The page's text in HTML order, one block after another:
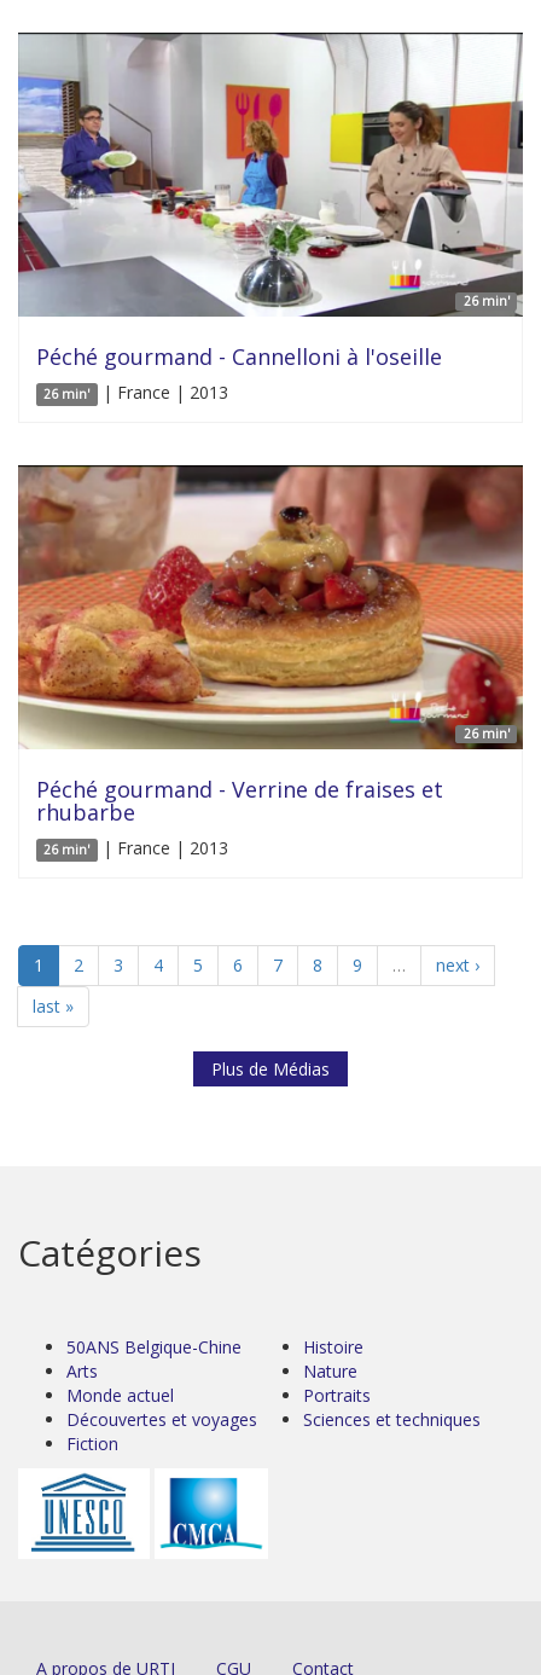
26 min'
Péché gourmand - Cannelloni à l'oseille
26 min' | France | 2013
26 min'
Péché gourmand - Verrine de fraises et
rhubarbe
26 min' | France | 2013
1 2 3 4 5 6 7 8 9 …
next ›
last »
Plus de Médias
Catégories
50ANS Belgique-Chine
Arts
Monde actuel
Découvertes et voyages
Fiction
Histoire
Nature
Portraits
Sciences et techniques
A propos de URTI CGU Contact